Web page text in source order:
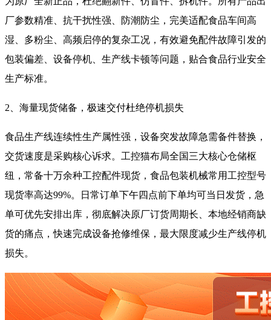
厂参数精准、抗干扰性强、防潮防尘，完美适配食品车间高
湿、多粉尘、高频启停的复杂工况，有效避免配件故障引发的
包装偏差、设备停机、生产线卡顿等问题，贴合食品行业安全
生产标准。
2、海量现货储备，极速交付杜绝停机损失
食品生产线连续性生产属性强，设备突发故障急需备件替换，
交货速度是采购核心诉求。工控猫布局全国三大核心仓储枢
纽，常备十万余种工控配件现货，食品包装机械常用工控型号
现货率高达99%。日常订单下午四点前下单均可当日发货，急
单可优先安排出库，彻底解决原厂订货周期长、本地经销商缺
货的痛点，快速完成设备抢修维保，最大限度减少生产线停机
损失。